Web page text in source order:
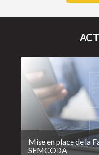
Mise en place de la
SEMCODA